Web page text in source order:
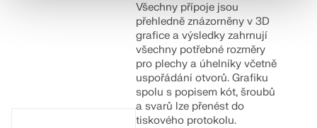
Všechny přípoje jsou
přehledně znázorněny v 3D
grafice a výsledky zahrnují
všechny potřebné rozměry
pro plechy a úhelníky včetně
uspořádání otvorů. Grafiku
spolu s popisem kót, šroubů
a svarů lze přenést do
tiskového protokolu.